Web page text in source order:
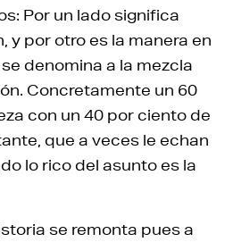
Por un lado significa
y por otro es la manera en
denomina a la mezcla
Concretamente un 60
con un 40 por ciento de
que a veces le echan
lo rico del asunto es la
se remonta pues a